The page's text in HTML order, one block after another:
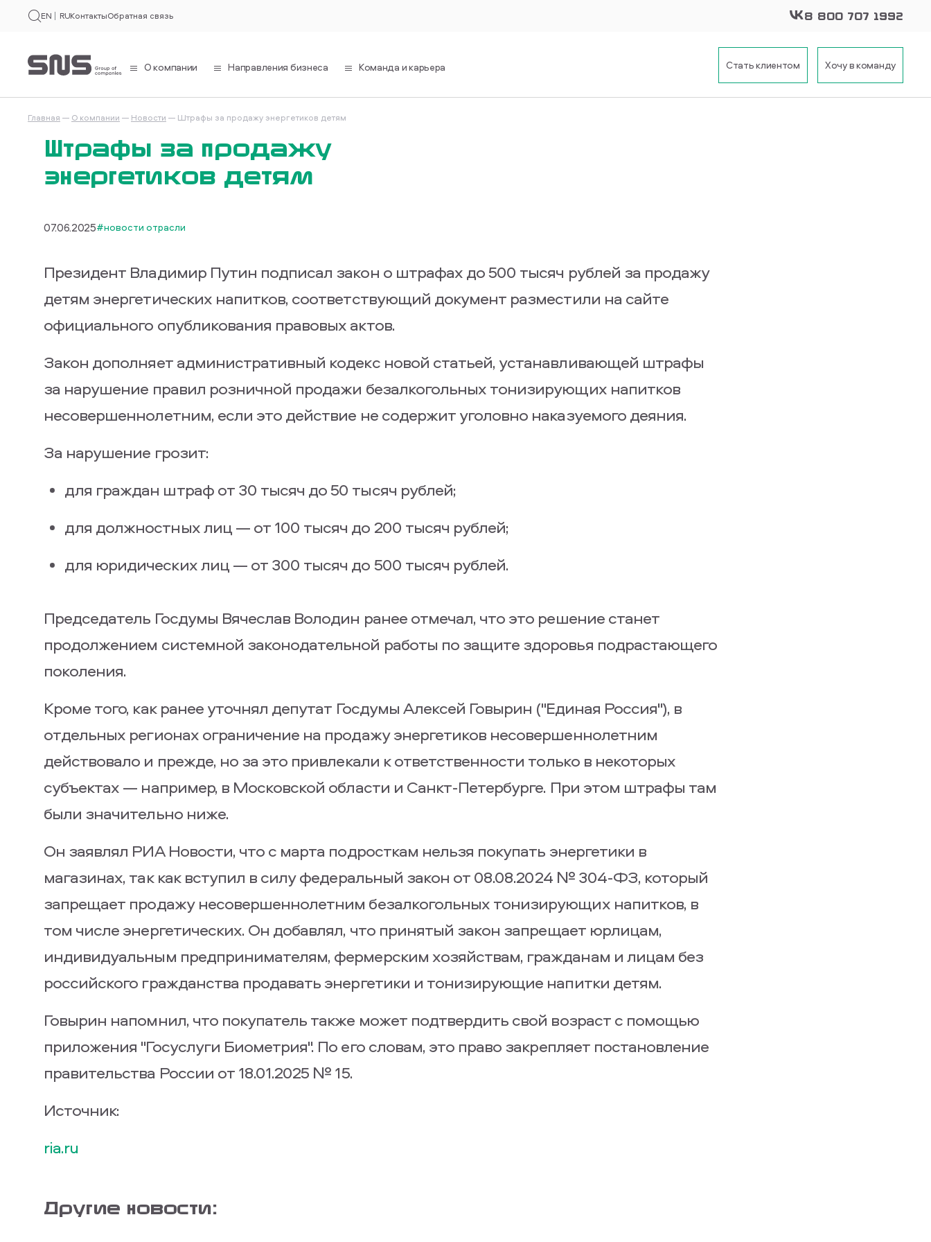
EN RUКонтактыОбратная связь 8 800 707 1992
О компании Направления бизнеса Команда и карьера Стать клиентом Хочу в команду
Главная О компании Новости Штрафы за продажу энергетиков детям
Штрафы за продажу
энергетиков детям
07.06.2025#новости отрасли
Президент Владимир Путин подписал закон о штрафах до 500 тысяч рублей за продажу
детям энергетических напитков, соответствующий документ размеcтили на сайте
официального опубликования правовых актов.
Закон дополняет административный кодекс новой статьей, устанавливающей штрафы
за нарушение правил розничной продажи безалкогольных тонизирующих напитков
несовершеннолетним, если это действие не содержит уголовно наказуемого деяния.
За нарушение грозит:
для граждан штраф от 30 тысяч до 50 тысяч рублей;
для должностных лиц — от 100 тысяч до 200 тысяч рублей;
для юридических лиц — от 300 тысяч до 500 тысяч рублей.
Председатель Госдумы Вячеслав Володин ранее отмечал, что это решение станет
продолжением системной законодательной работы по защите здоровья подрастающего
поколения.
Кроме того, как ранее уточнял депутат Госдумы Алексей Говырин ("Единая Россия"), в
отдельных регионах ограничение на продажу энергетиков несовершеннолетним
действовало и прежде, но за это привлекали к ответственности только в некоторых
субъектах — например, в Московской области и Санкт-Петербурге. При этом штрафы там
были значительно ниже.
Он заявлял РИА Новости, что с марта подросткам нельзя покупать энергетики в
магазинах, так как вступил в силу федеральный закон от 08.08.2024 № 304-ФЗ, который
запрещает продажу несовершеннолетним безалкогольных тонизирующих напитков, в
том числе энергетических. Он добавлял, что принятый закон запрещает юрлицам,
индивидуальным предпринимателям, фермерским хозяйствам, гражданам и лицам без
российского гражданства продавать энергетики и тонизирующие напитки детям.
Говырин напомнил, что покупатель также может подтвердить свой возраст с помощью
приложения "Госуслуги Биометрия". По его словам, это право закрепляет постановление
правительства России от 18.01.2025 № 15.
Источник:
ria.ru
Другие новости: